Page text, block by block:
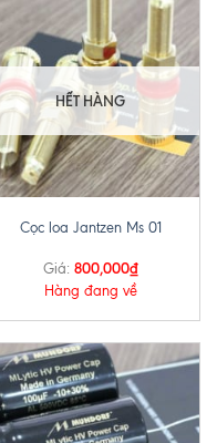
HẾT HÀNG
Cọc loa Jantzen Ms 01
Giá: 800,000₫
Hàng đang về